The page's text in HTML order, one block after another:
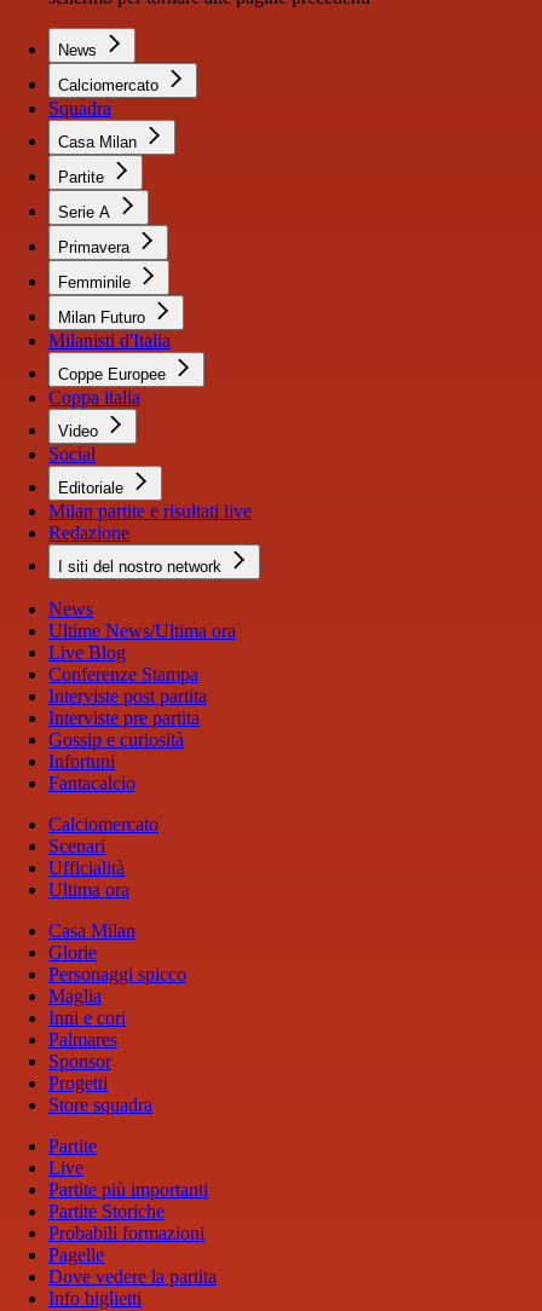
News
Calciomercato
Squadra
Casa Milan
Partite
Serie A
Primavera
Femminile
Milan Futuro
Milanisti d'Italia
Coppe Europee
Coppa italia
Video
Social
Editoriale
Milan partite e risultati live
Redazione
I siti del nostro network
News
Ultime News/Ultima ora
Live Blog
Conferenze Stampa
Interviste post partita
Interviste pre partita
Gossip e curiosità
Infortuni
Fantacalcio
Calciomercato
Scenari
Ufficialità
Ultima ora
Casa Milan
Glorie
Personaggi spicco
Maglia
Inni e cori
Palmares
Sponsor
Progetti
Store squadra
Partite
Live
Partite più importanti
Partite Storiche
Probabili formazioni
Pagelle
Dove vedere la partita
Info biglietti